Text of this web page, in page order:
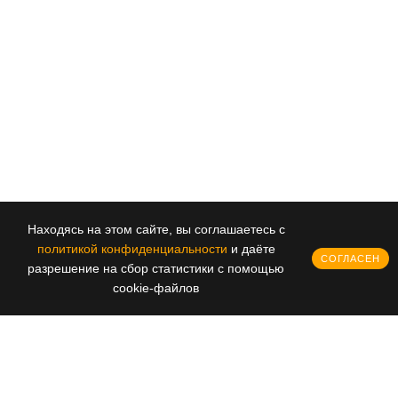
Находясь на этом сайте, вы соглашаетесь с
политикой конфиденциальности и даёте
разрешение на сбор статистики с помощью
cookie-файлов
СОГЛАСЕН